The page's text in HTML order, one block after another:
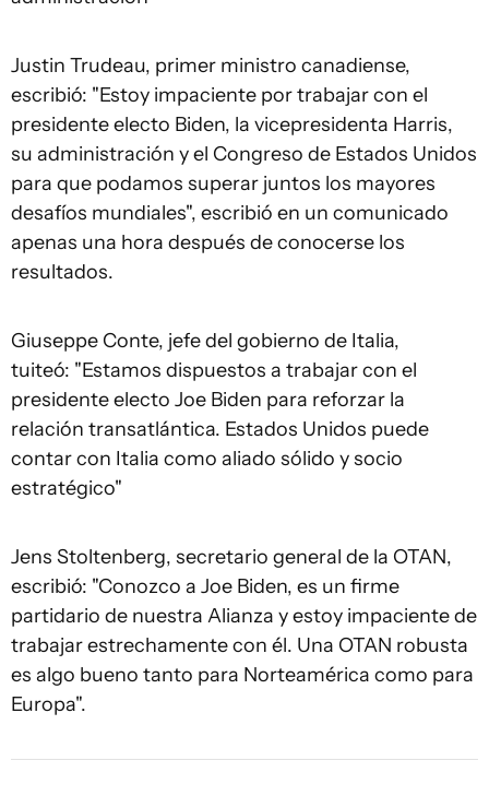
Justin Trudeau, primer ministro canadiense,
escribió: "Estoy impaciente por trabajar con el
presidente electo Biden, la vicepresidenta Harris,
su administración y el Congreso de Estados Unidos
para que podamos superar juntos los mayores
desafíos mundiales", escribió en un comunicado
apenas una hora después de conocerse los
resultados.
Giuseppe Conte, jefe del gobierno de Italia,
tuiteó: "Estamos dispuestos a trabajar con el
presidente electo Joe Biden para reforzar la
relación transatlántica. Estados Unidos puede
contar con Italia como aliado sólido y socio
estratégico"
Jens Stoltenberg, secretario general de la OTAN,
escribió: "Conozco a Joe Biden, es un firme
partidario de nuestra Alianza y estoy impaciente de
trabajar estrechamente con él. Una OTAN robusta
es algo bueno tanto para Norteamérica como para
Europa".